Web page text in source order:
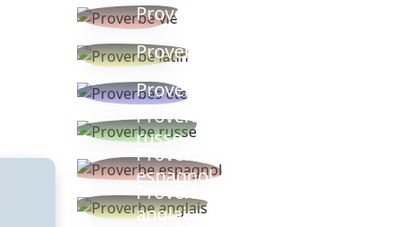
Proverbe vie
Proverbe latin
Proverbes ete
Proverbe
russe
Proverbe
espagnol
Proverbe
anglais